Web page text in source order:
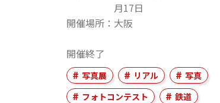
月17日
開催場所
大阪
開催終了
写真展 リアル
写真
フォトコンテスト
鉄道